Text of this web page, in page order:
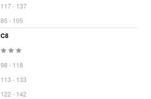
117 - 137
85 - 105
C8
98 - 118
113 - 133
122 - 142